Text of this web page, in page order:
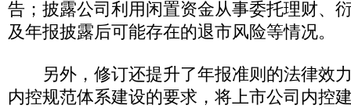
告；披露公司利用闲置资金从事委托理财、
及年报披露后可能存在的退市风险等情况。
另外，修订还提升了年报准则的法律效
内控规范体系建设的要求，将上市公司内控